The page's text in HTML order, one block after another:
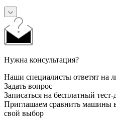
Нужна консультация?
Наши специалисты ответят на
Задать вопрос
Записаться на бесплатный тест-
Приглашаем сравнить машины
свой выбор